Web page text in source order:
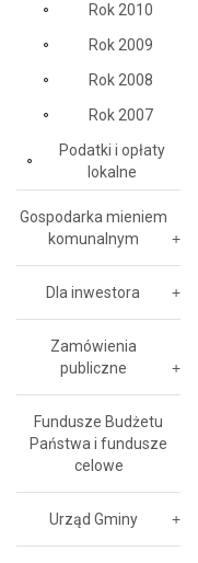
Rok 2010
Rok 2009
Rok 2008
Rok 2007
Podatki i opłaty
lokalne
Gospodarka mieniem
komunalnym
Dla inwestora
Zamówienia
publiczne
Fundusze Budżetu
Państwa i fundusze
celowe
Urząd Gminy